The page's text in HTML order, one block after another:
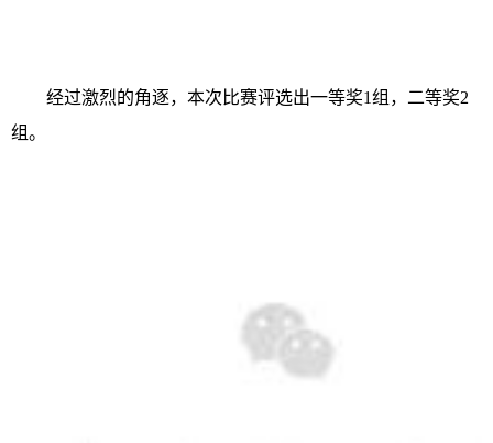
经过激烈的角逐，本次比赛评选出一等奖1组，二等奖2
组。